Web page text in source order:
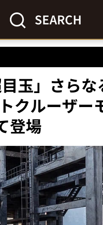
SEARCH
玉」さら
クルーザー
登場